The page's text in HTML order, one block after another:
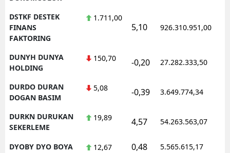
DSTKF DESTEK
FINANS
FAKTORING
1.711,00
5,10 926.310.951,00
DUNYH DUNYA
HOLDING
150,70 -0,20 27.282.333,50
DURDO DURAN
DOGAN BASIM
5,08 -0,39 3.649.774,34
DURKN DURUKAN
SEKERLEME
19,89 4,57 54.263.563,07
DYOBY DYO BOYA 12,67 0,48 5.565.615,17